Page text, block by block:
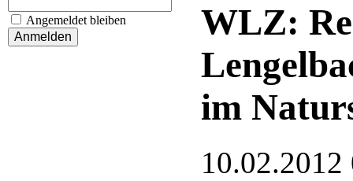
Angemeldet bleiben
WLZ:
im
10.02.2012